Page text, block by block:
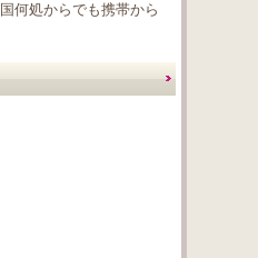
何処からでも携帯から